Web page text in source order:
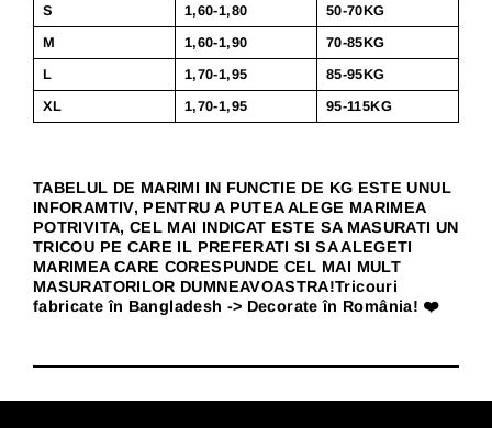
S
1,60-1,80
50-70KG
M
1,60-1,90
70-85KG
L
1,70-1,95
85-95KG
XL
1,70-1,95 95-115KG
TABELUL DE MARIMI IN FUNCTIE DE KG ESTE UNUL
INFORAMTIV, PENTRU A PUTEA ALEGE MARIMEA
POTRIVITA, CEL MAI INDICAT ESTE SA MASURATI UN
TRICOU PE CARE IL PREFERATI SI SA ALEGETI
MARIMEA CARE CORESPUNDE CEL MAI MULT
MASURATORILOR DUMNEAVOASTRA!Tricouri
fabricate în Bangladesh -> Decorate în România! ❤️